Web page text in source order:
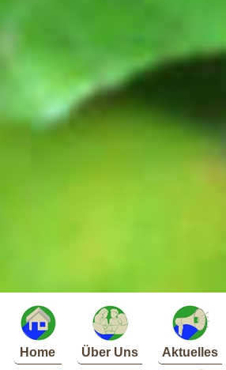
Home Über Uns Aktuelles